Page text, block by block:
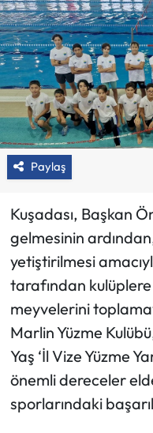
Paylaş
Kuşadası, Başkan
gelmesinin
yetiştirilmesi
tarafından
meyvelerini
Marlin Yüzme
Yaş ‘İl Vize Yüzme
önemli dereceler
sporlarındaki